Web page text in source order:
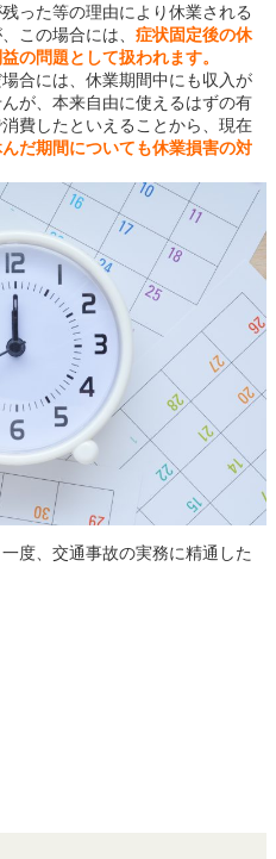
った等の理由により休業される
この場合には、 症状固定後の休
の問題として扱われます。
合には、休業期間中にも収入が
が、本来自由に使えるはずの有
費したといえることから、現在
だ期間についても休業損害の対
度、交通事故の実務に精通した